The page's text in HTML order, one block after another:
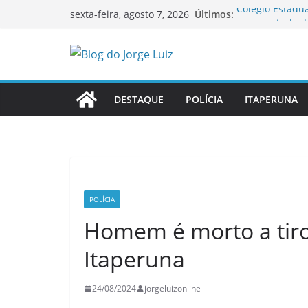
sexta-feira, agosto 7, 2026 Últimos: Colégio
Itaperuna
OAB-RJ e
DESTAQUE POLÍCIA ITAPERUNA
POLÍCIA
Homem é morto a
Itaperuna
24/08/2024 jorgeluizonline